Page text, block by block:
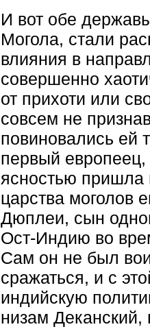
И вот обе
Могола, стали
влияния в
совершенно
от прихоти или
совсем не
повиновались ей
первый европеец,
ясностью пришла
царства моголов
Дюплеи, сын
Ост-Индию во
Сам он не был
сражаться, и с
индийскую
низам Деканский,